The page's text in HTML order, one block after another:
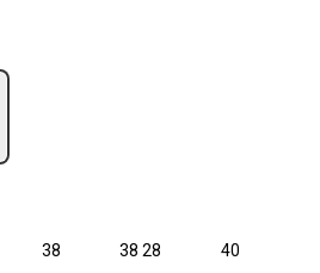
38 38 28 40